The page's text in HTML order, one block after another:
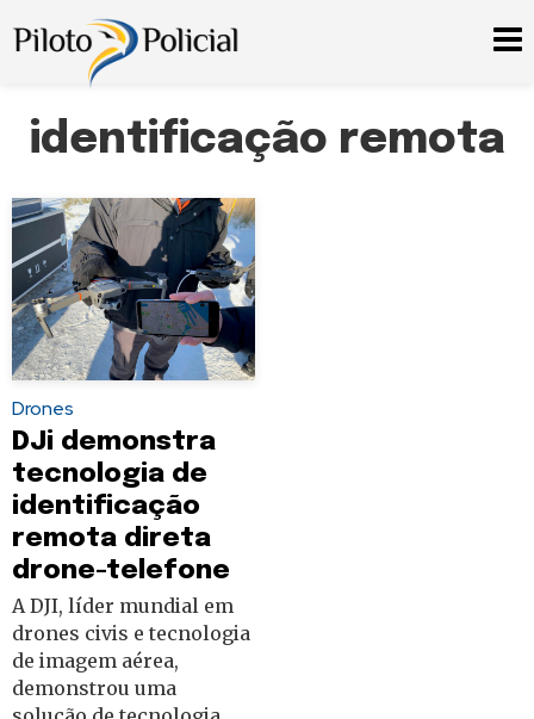
identificação remota
Drones
DJi demonstra
tecnologia de
identificação
remota direta
drone-telefone
A DJI, líder mundial em
drones civis e tecnologia
de imagem aérea,
demonstrou uma